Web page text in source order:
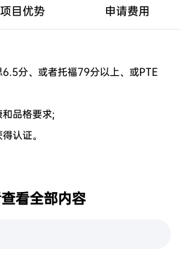
项目优势 申请费用
分、或者托福79分以上、或PTE
品格要求;
认证。
看全部内容